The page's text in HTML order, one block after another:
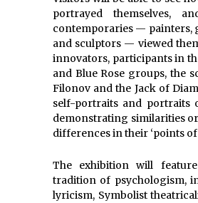
portrayed themselves,
contemporaries — painters,
and sculptors — viewed
innovators, participants in
and Blue Rose groups, the
Filonov and the Jack of
self-portraits and portraits
demonstrating similarities
differences in their ‘points of
The exhibition will
tradition of psychologism,
lyricism, Symbolist